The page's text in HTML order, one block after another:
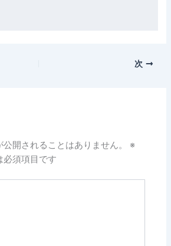
次
開されることはありません。
※
必須項目です